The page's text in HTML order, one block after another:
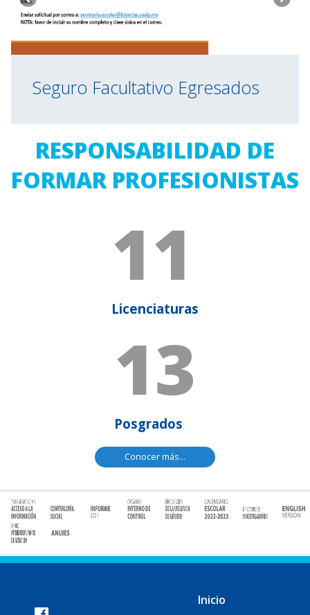
Seguro Facultativo Egresados
RESPONSABILIDAD DE
FORMAR PROFESIONISTAS
11
Licenciaturas
13
Posgrados
Conocer más...
Inicio